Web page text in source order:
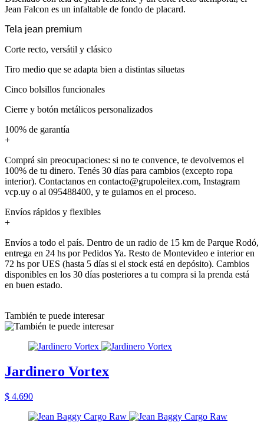
Jean Falcon es un infaltable de fondo de placard.
Tela jean premium
Corte recto, versátil y clásico
Tiro medio que se adapta bien a distintas siluetas
Cinco bolsillos funcionales
Cierre y botón metálicos personalizados
100% de garantía
+
Comprá sin preocupaciones: si no te convence, te devolvemos el
100% de tu dinero. Tenés 30 días para cambios (excepto ropa
interior). Contactanos en contacto@grupoleitex.com, Instagram
vcp.uy o al 095488400, y te guiamos en el proceso.
Envíos rápidos y flexibles
+
Envíos a todo el país. Dentro de un radio de 15 km de Parque Rodó,
entrega en 24 hs por Pedidos Ya. Resto de Montevideo e interior en
72 hs por UES (hasta 5 días si el stock está en depósito). Cambios
disponibles en los 30 días posteriores a tu compra si la prenda está
en buen estado.
También te puede interesar
Jardinero Vortex
$ 4.690